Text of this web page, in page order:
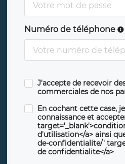
Numéro de téléphone
J'accepte de recevoir
commerciales de nos
En cochant cette case,
connaissance et
d'utilisation</a> ainsi
de-confidentialite/'
de confidentialite</a>